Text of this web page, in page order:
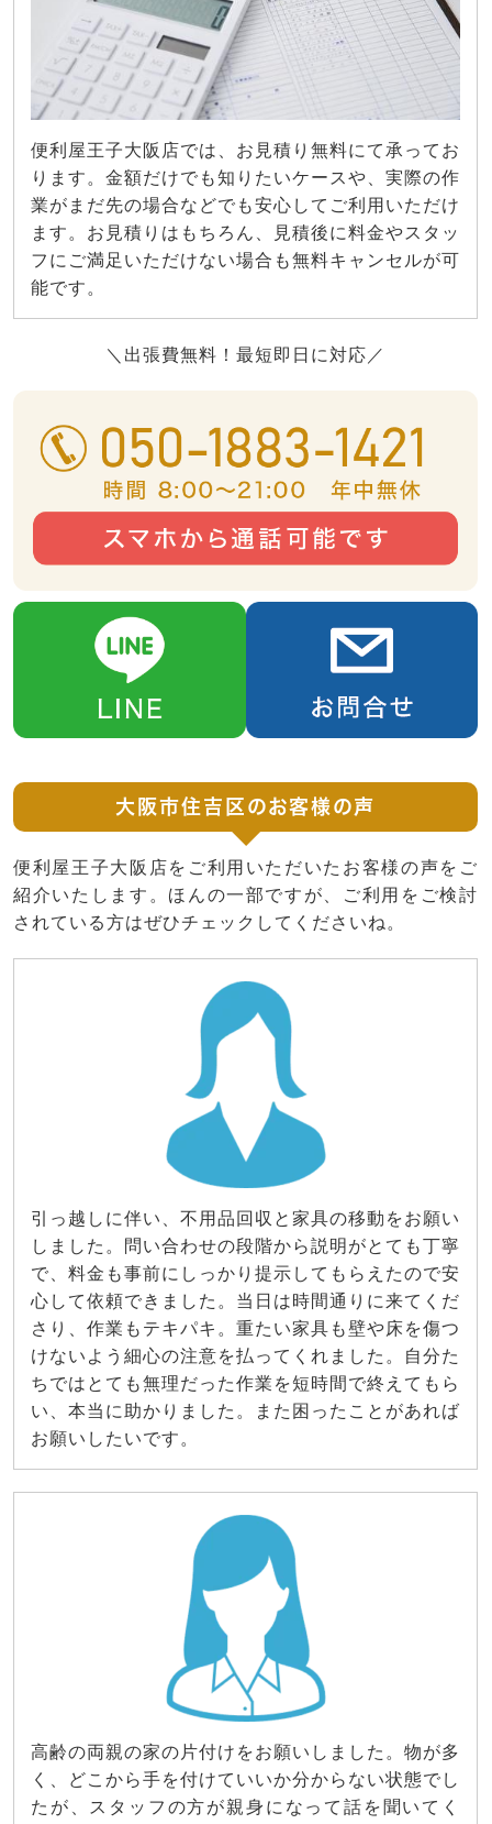
便利屋王子大阪店では、お見積り無料にて承ってお
ります。金額だけでも知りたいケースや、実際の作
業がまだ先の場合などでも安心してご利用いただけ
ます。お見積りはもちろん、見積後に料金やスタッ
フにご満足いただけない場合も無料キャンセルが可
能です。
＼出張費無料！最短即日に対応／
大阪市住吉区のお客様の声
便利屋王子大阪店をご利用いただいたお客様の声をご
紹介いたします。ほんの一部ですが、ご利用をご検討
されている方はぜひチェックしてくださいね。
引っ越しに伴い、不用品回収と家具の移動をお願い
しました。問い合わせの段階から説明がとても丁寧
で、料金も事前にしっかり提示してもらえたので安
心して依頼できました。当日は時間通りに来てくだ
さり、作業もテキパキ。重たい家具も壁や床を傷つ
けないよう細心の注意を払ってくれました。自分た
ちではとても無理だった作業を短時間で終えてもら
い、本当に助かりました。また困ったことがあれば
お願いしたいです。
高齢の両親の家の片付けをお願いしました。物が多
く、どこから手を付けていいか分からない状態でし
たが、スタッフの方が親身になって話を聞いてく